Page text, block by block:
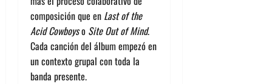
composición que en Last of the
Acid Cowboyso Site Out of Mind.
Cada canción del álbum empezó en
un contexto grupal con toda la
banda presente.